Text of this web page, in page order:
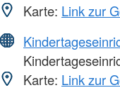
Karte: Link zur
Karte: Link zur